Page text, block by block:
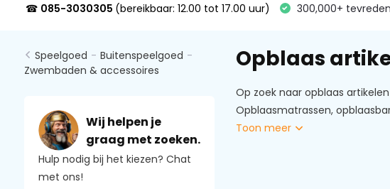
☎ 085-3030305 (bereikbaar: 12.00 tot 17.00 uur) 300,000+
Speelgoed - Buitenspeelgoed -
Zwembaden & accessoires
Wij helpen je
graag met zoeken.
Hulp nodig bij het kiezen? Chat
met ons!
Opblaas
Op zoek naar opblaas
Opblaasmatrassen,
Toon meer